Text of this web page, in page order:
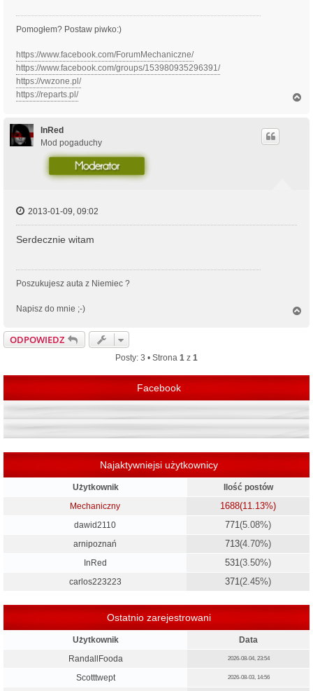
Pomogłem? Postaw piwko:)
https://www.facebook.com/ForumMechaniczne/
https://www.facebook.com/groups/153980935296391/
https://vwzone.pl/
https://reparts.pl/
InRed
Mod pogaduchy
2013-01-09, 09:02
Serdecznie witam
Poszukujesz auta z Niemiec ?
Napisz do mnie ;-)
ODPOWIEDZ
Posty: 3 • Strona 1 z 1
Facebook
Najaktywniejsi użytkownicy
Użytkownik
Ilość postów
Mechaniczny
1688(11.13%)
dawid2110 771(5.08%)
arnipoznań 713(4.70%)
InRed 531(3.50%)
carlos223223 371(2.45%)
Ostatnio zarejestrowani
Użytkownik
Data
RandallFooda
2026-08-04, 23:54
Scotttwept 2026-08-03, 14:56